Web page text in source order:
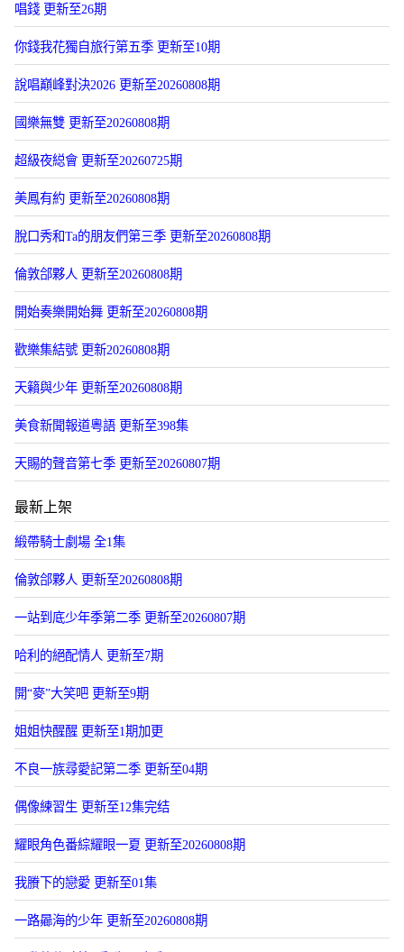
唱錢 更新至26期
你錢我花獨自旅行第五季 更新至10期
說唱巔峰對決2026 更新至20260808期
國樂無雙 更新至20260808期
超級夜縂會 更新至20260725期
美鳳有約 更新至20260808期
脫口秀和Ta的朋友們第三季 更新至20260808期
倫敦郃夥人 更新至20260808期
開始奏樂開始舞 更新至20260808期
歡樂集結號 更新20260808期
天籟與少年 更新至20260808期
美食新聞報道粵語 更新至398集
天賜的聲音第七季 更新至20260807期
最新上架
緞帶騎士劇場 全1集
倫敦郃夥人 更新至20260808期
一站到底少年季第二季 更新至20260807期
哈利的絕配情人 更新至7期
開“麥”大笑吧 更新至9期
姐姐快醒醒 更新至1期加更
不良一族尋愛記第二季 更新至04期
偶像練習生 更新至12集完结
耀眼角色番綜耀眼一夏 更新至20260808期
我賸下的戀愛 更新至01集
一路曏海的少年 更新至20260808期